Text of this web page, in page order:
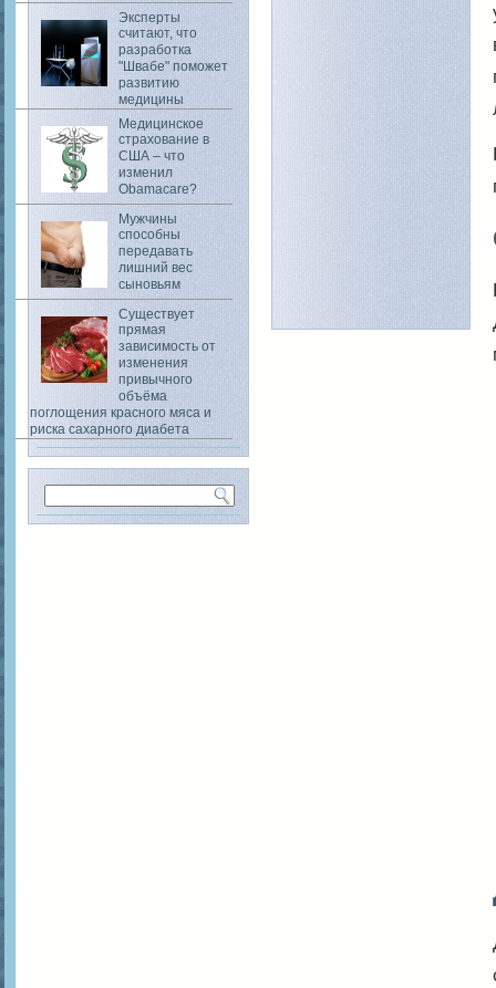
Эксперты
считают, что
разработка
"Швабе" поможет
развитию
медицины
Медицинское
страхование в
США – что
изменил
Obamacare?
Мужчины
способны
передавать
лишний вес
сыновьям
Существует
прямая
зависимость от
изменения
привычного
объёма
поглощения красного мяса и
риска сахарного диабета